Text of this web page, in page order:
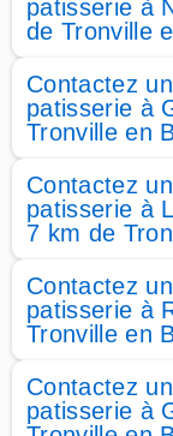
patisserie à
de Tronville
Contactez
patisserie à
Tronville en
Contactez
patisserie à
7 km de
Contactez
patisserie à
Tronville en
Contactez
patisserie à